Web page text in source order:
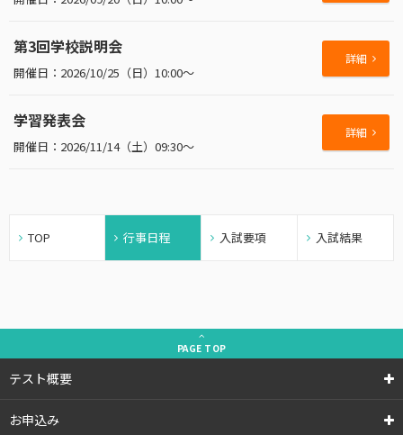
2026/10/25（日）10:00～
第3回学校説明会
詳細
2026/11/14（土）09:30～
学習発表会
詳細
TOP 行事日程 入試要項 入試結果
PAGE TOP
テスト概要
お申込み